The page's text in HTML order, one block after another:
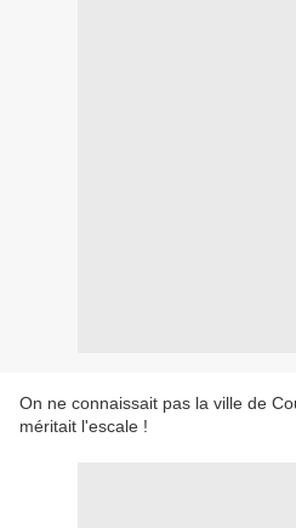
On ne connaissait pas la ville de
méritait l'escale !